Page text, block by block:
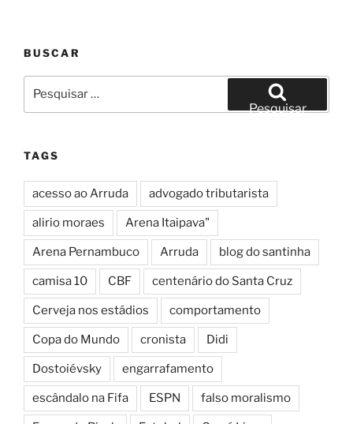
BUSCAR
por:
Pesquisar
TAGS
acesso ao Arruda advogado tributarista
alirio moraes Arena Itaipava"
Arena Pernambuco Arruda blog do santinha
camisa 10 CBF centenário do Santa Cruz
Cerveja nos estádios comportamento
Copa do Mundo cronista Didi
Dostoiévsky engarrafamento
escândalo na Fifa ESPN falso moralismo